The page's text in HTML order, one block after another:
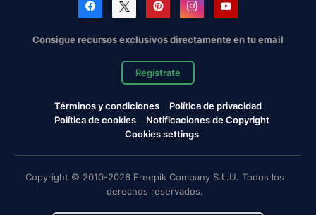
Consigue recursos exclusivos directamente en tu email
Regístrate
Términos y condiciones
Política de privacidad
Política de cookies
Notificaciones de Copyright
Cookies settings
Copyright © 2010-2026 Freepik Company S.L.U. Todos los
derechos reservados.